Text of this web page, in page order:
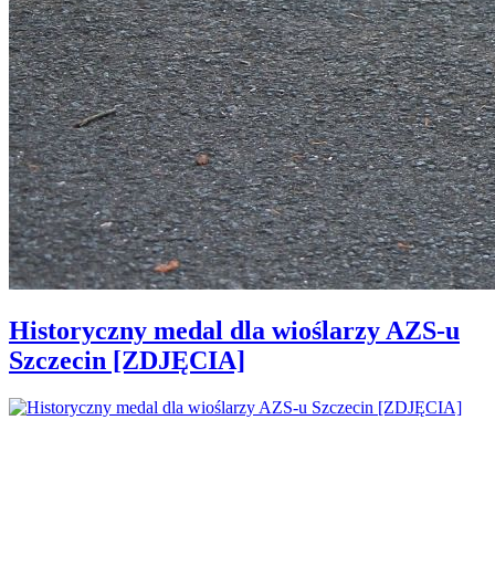
Historyczny medal dla wioślarzy AZS-u
Szczecin [ZDJĘCIA]